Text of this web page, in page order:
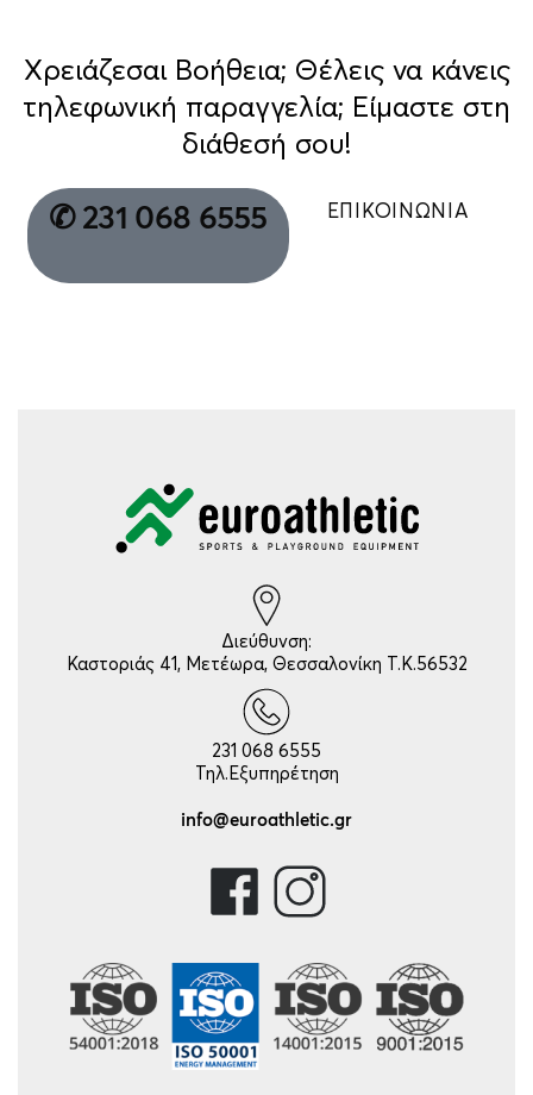
Χρειάζεσαι Βοήθεια; Θέλεις να κάνεις
τηλεφωνική παραγγελία; Είμαστε στη
διάθεσή σου!
✆ 231 068 6555 ΕΠΙΚΟΙΝΩΝΙΑ
Διεύθυνση:
Καστοριάς 41, Μετέωρα, Θεσσαλονίκη Τ.Κ.56532
231 068 6555
Τηλ.Εξυπηρέτηση
info@euroathletic.gr